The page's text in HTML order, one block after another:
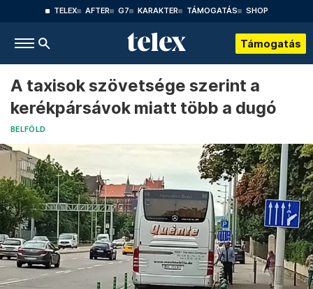
TELEX AFTER G7 KARAKTER TÁMOGATÁS SHOP
Támogatás
A taxisok szövetsége szerint a
kerékpársávok miatt több a dugó
BELFÖLD